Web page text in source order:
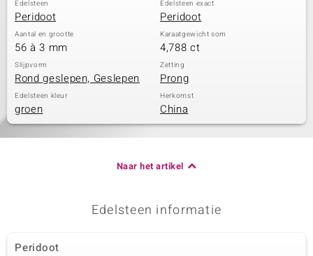
Edelsteen
Peridoot
Edelsteen exact
Peridoot
Aantal en grootte
56 à 3 mm
Karaatgewicht som
4,788 ct
Slijpvorm
Rond geslepen, Geslepen
Zetting
Prong
Edelsteen kleur
groen
Herkomst
China
Naar het artikel
Edelsteen informatie
Peridoot